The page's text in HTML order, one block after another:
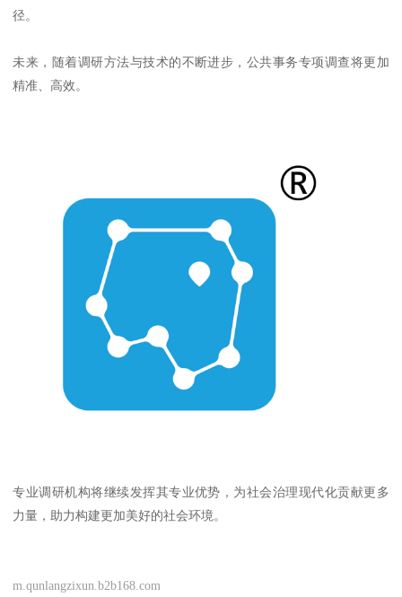
径。
未来，随着调研方法与技术的不断进步，公共事务专项调查将更加
精准、高效。
专业调研机构将继续发挥其专业优势，为社会治理现代化贡献更多
力量，助力构建更加美好的社会环境。
m.qunlangzixun.b2b168.com